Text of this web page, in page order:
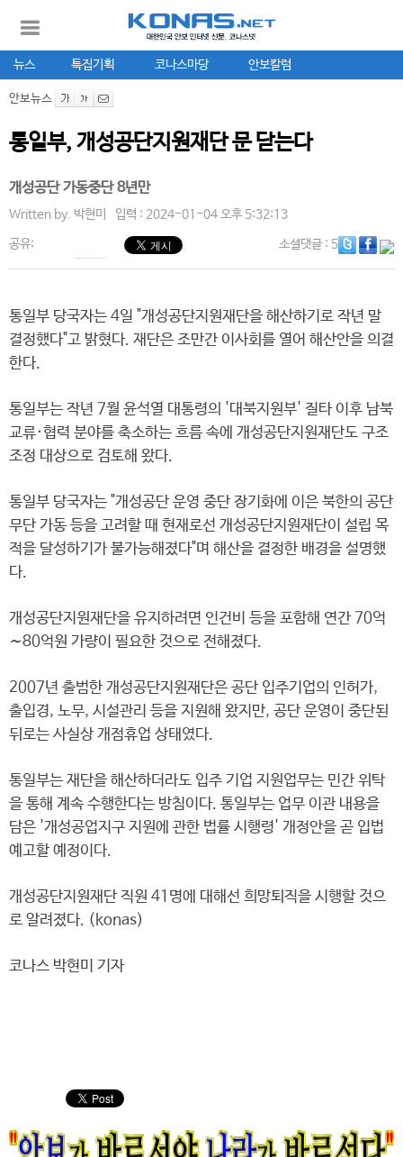
뉴스 특집기획 코나스마당 안보칼럼
안보뉴스
통일부, 개성공단지원재단 문 닫는다
개성공단 가동중단 8년만
Written by. 박현미 입력 : 2024-01-04 오후 5:32:13
공유: 소셜댓글: 5
통일부 당국자는 4일 "개성공단지원재단을 해산하기로 작년 말
결정했다"고 밝혔다. 재단은 조만간 이사회를 열어 해산안을 의결
한다.
통일부는 작년 7월 윤석열 대통령의 '대북지원부' 질타 이후 남북
교류·협력 분야를 축소하는 흐름 속에 개성공단지원재단도 구조
조정 대상으로 검토해 왔다.
통일부 당국자는 "개성공단 운영 중단 장기화에 이은 북한의 공단
무단 가동 등을 고려할 때 현재로선 개성공단지원재단이 설립 목
적을 달성하기가 불가능해졌다"며 해산을 결정한 배경을 설명했
다.
개성공단지원재단을 유지하려면 인건비 등을 포함해 연간 70억
∼80억원 가량이 필요한 것으로 전해졌다.
2007년 출범한 개성공단지원재단은 공단 입주기업의 인허가,
출입경, 노무, 시설관리 등을 지원해 왔지만, 공단 운영이 중단된
뒤로는 사실상 개점휴업 상태였다.
통일부는 재단을 해산하더라도 입주 기업 지원업무는 민간 위탁
을 통해 계속 수행한다는 방침이다. 통일부는 업무 이관 내용을
담은 '개성공업지구 지원에 관한 법률 시행령' 개정안을 곧 입법
예고할 예정이다.
개성공단지원재단 직원 41명에 대해선 희망퇴직을 시행할 것으
로 알려졌다. (konas)
코나스 박현미 기자